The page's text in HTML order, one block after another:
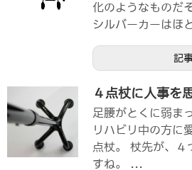
化のようなものだ
シルバーカーはほ
記
４点杖に人事を
足腰がとくに弱ま
リハビリ中の方に
点杖。 杖先が、４
すね。 ...